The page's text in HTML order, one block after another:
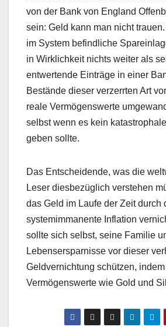
von der Bank von England
sein: Geld kann man nicht
im System befindliche
in Wirklichkeit nichts weiter als
entwertende Einträge in einer
Bestände dieser verzerrten Art
reale Vermögenswerte
selbst wenn es kein
geben sollte.
Das Entscheidende, was die
Leser diesbezüglich verstehen
das Geld im Laufe der Zeit durch
systemimmanente Inflation
sollte sich selbst, seine Familie
Lebensersparnisse vor dieser
Geldvernichtung schützen,
Vermögenswerte wie Gold und